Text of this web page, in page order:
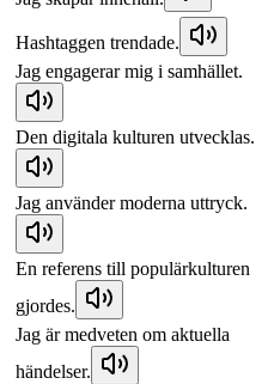
Hashtaggen trendade.
Jag engagerar mig i samhället.
Den digitala kulturen utvecklas.
Jag använder moderna uttryck.
En referens till populärkulturen
gjordes.
Jag är medveten om aktuella
händelser.